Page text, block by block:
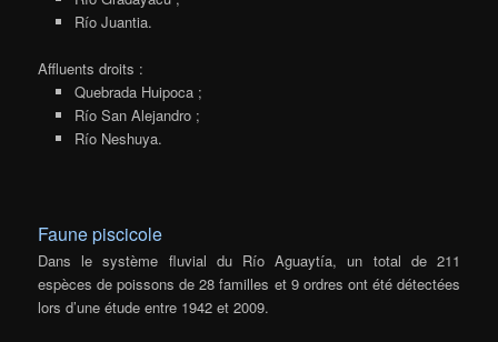
Río Juantia.
Affluents droits :
Quebrada Huipoca ;
Río San Alejandro ;
Río Neshuya.
Faune piscicole
Dans le système fluvial du Río Aguaytía, un total de 211
espèces de poissons de 28 familles et 9 ordres ont été détectées
lors d’une étude entre 1942 et 2009.